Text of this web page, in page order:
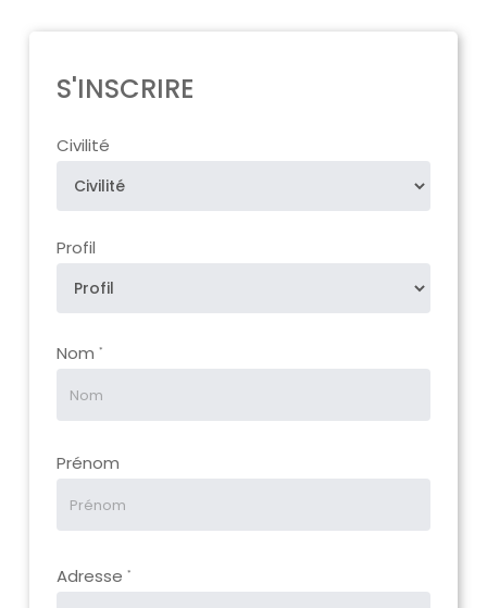
S'INSCRIRE
Civilité
Profil
Nom *
Prénom
Adresse *